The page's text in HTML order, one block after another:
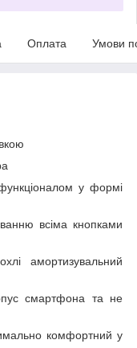
Оплата Умови
у формі
всіма кнопками
амортизувальний
смартфона та не
комфортний у